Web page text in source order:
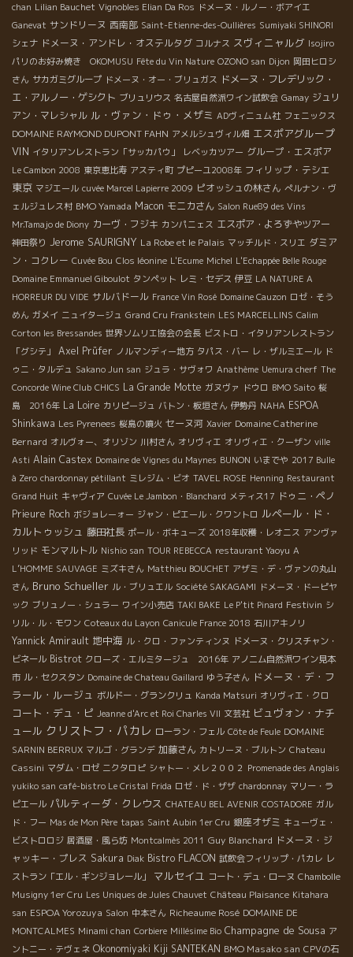
chan Lilian Bauchet Vignobles Elian Da Ros ドメーヌ・ルノー・ボアイエ
Ganevat サンドリーヌ 西南部 Saint-Etienne-des-Oullières Sumiyaki SHINORI
シェナ ドメーヌ・アンドレ・オステルタグ コルナス スヴィニャルグ Isojiro
パリのお好み焼き OKOMUSU Fête du Vin Nature OZONO san Dijon 岡田ヒロシ
さん サカガミグループ ドメーヌ・オー・ブリュガス ドメーヌ・フレデリック・
エ・アルノー・ゲシクト ブリュリウス 名古屋自然派ワイン試飲会 Gamay ジュリ
アン・マレシャル ル・ヴァン・ドゥ・メザミ ADヴィニュム社 フェニックス
DOMAINE RAYMOND DUPONT FAHN アメルシュヴィル畑 エスポアグループ
VIN イタリアンレストラン「サッカパウ」 レベッカツアー グループ・エスポア
Le Cambon 2008 東京恵比寿 アスティ町 プピーユ2008年 フィリップ・テシエ
東京 マジエール cuvée Marcel Lapierre 2009 ピオッシュの林さん ぺルナン・ヴ
ェルジュレス村 BMO Yamada Macon モニカさん Salon Rue89 des Vins
Mr.Tamajo de Diony カーヴ・フジキ カンパニェス エスポア・よろずやツアー
神田祭り Jerome SAURIGNY La Robe et le Palais マッチルド・スリエ ダミア
ン・コクレー Cuvée Bou Clos léonine L'Ecume Michel L'Echappée Belle Rouge
Domaine Emmanuel Giboulot タンペット レミ・セデス 伊豆 LA NATURE A
HORREUR DU VIDE サルバドール France Vin Rosé Domaine Cauzon ロゼ・そう
めん ガメイ ニュイタージュ Grand Cru Frankstein LES MARCELLINS Calim
Corton les Bressandes 世界ソムリエ協会の会長 ビストロ・イタリアンレストラン
「グシテ」
Axel Prüfer ノルマンディー地方 タパス・バー レ・ザルミエール ド
ゥニ・タルデュ Sakano Jun san ジュラ・サヴォワ Anathème Uemura cherf The
Concorde Wine Club CHICS La Grande Motte ガヌヴァ ドウロ BMO Saito 桜
島 2016年 La Loire カリピージュ バトン・板垣さん 伊勢丹 NAHA ESPOA
Shinkawa Les Pyrenees 桜島の噴火 セーヌ河 Xavier Domaine Catherine
Bernard オルヴォー、オリゾン 川村さん オリヴィエ オリヴィエ・クーザン ville
Asti Alain Castex Domaine de Vignes du Maynes BUNON いまでや 2017 Bulle
à Zero chardonnay pétillant ミレジム・ビオ TAVEL ROSE Henning Restaurant
Grand Huit キャヴィア Cuvée Le Jambon・Blanchard メティス17 ドゥニ・ペノ
Prieure Roch ボジョレーォー ジャン・ピエール・クワントロ ルペール・ド・
カルトゥッシュ 藤田社長 ポール・ボキューズ 2018年収穫・レオニス アンヴァ
リッド モンマルトル Nishio san TOUR REBECCA restaurant Yaoyu A
L’HOMME SAUVAGE ミズキさん Matthieu BOUCHET アザミ・デ・ヴァンの丸山
さん Bruno Schueller ル・ブリュエル Société SAKAGAMI ドメーヌ・ドーピヤ
ック ブリュノー・シュラー ワイン小売店 TAKI BAKE Le P'tit Pinard Festivin シ
リル・ル・モワン Coteaux du Layon Canicule France 2018 石川アキノリ
Yannick Amirault 地中海 ル・クロ・ファンティンヌ ドメーヌ・クリスチャン・
ビネール Bistrot クローズ・エルミタージュ 2016年 アノニム自然派ワイン見本
市 ル・セクスタン Domaine de Chateau Gaillard ゆう子さん ドメーヌ・デ・フ
ラール・ルージュ ボルドー・グランクリュ Kanda Matsuri オリヴィエ・クロ
コート・デュ・ピ Jeanne d'Arc et Roi Charles VII 文芸社 ビュヴォン・ナチ
ュール クリストフ・パカレ ローラン・フェル Côte de Feule DOMAINE
SARNIN BERRUX マルゴ・グランデ 加藤さん カトリーヌ・ブルトン Chateau
Cassini マダム・ロゼ ニクタロピ シャトー・メレ２００２ Promenade des Anglais
yukiko san café-bistro Le Cristal Frida ロゼ・ド・ザザ chardonnay マリー・ラ
ピエール パルティーダ・クレウス CHATEAU BEL AVENIR COSTADORE ガル
ド・フー Mas de Mon Père tapas Saint Aubin 1er Cru 銀座オザミ キューヴェ・
ビストロロジ 居酒屋・風ら坊 Montcalmès 2011 Guy Blanchard ドメーヌ・ジ
ャッキー・プレス Sakura Diak Bistro FLACON 試飲会フィリップ・パカレ レ
ストラン「エル・ギンジョレール」
マルセイユ コート・デュ・ローヌ Chambolle
Musigny 1er Cru Les Uniques de Jules Chauvet Château Plaisance Kitahara
san ESPOA Yorozuya Salon 中本さん Richeaume Rosé DOMAINE DE
MONTCALMES Minami chan Corbiere Millésime Bio Champagne de Sousa ア
ントニー・テヴェネ Okonomiyaki Kiji SANTEKAN BMO Masako san CPVの石